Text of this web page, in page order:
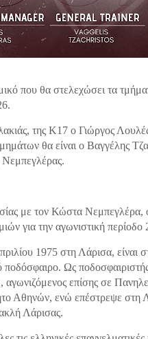
που θα στελεχώσει τα
της Κ17 ο Γιώργος
θα είναι ο Βαγγέλης
Νεμπεγλέρας.
με τον Κώστα Νεμπεγλέρα, ο
για την αγωνιστική περίοδο
1975 στη Λάρισα, είναι
Ως
επίσης σε
Αθηνών, ενώ επέστρεψε στη
Λάρισας.